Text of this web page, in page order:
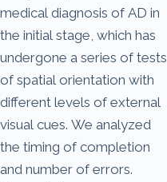
medical diagnosis of AD in
the initial stage, which has
undergone a series of tests
of spatial orientation with
different levels of external
visual cues. We analyzed
the timing of completion
and number of errors.